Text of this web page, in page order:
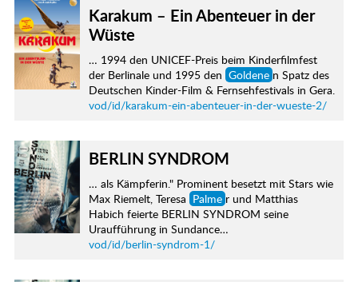
Karakum – Ein Abenteuer in der
Wüste
… 1994 den UNICEF-Preis beim Kinderfilmfest
der Berlinale und 1995 den Goldene n Spatz des
Deutschen Kinder-Film & Fernsehfestivals in Gera.
vod/id/karakum-ein-abenteuer-in-der-wueste-2/
BERLIN SYNDROM
… als Kämpferin." Prominent besetzt mit Stars wie
Max Riemelt, Teresa Palme r und Matthias
Habich feierte BERLIN SYNDROM seine
Uraufführung in Sundance…
vod/id/berlin-syndrom-1/